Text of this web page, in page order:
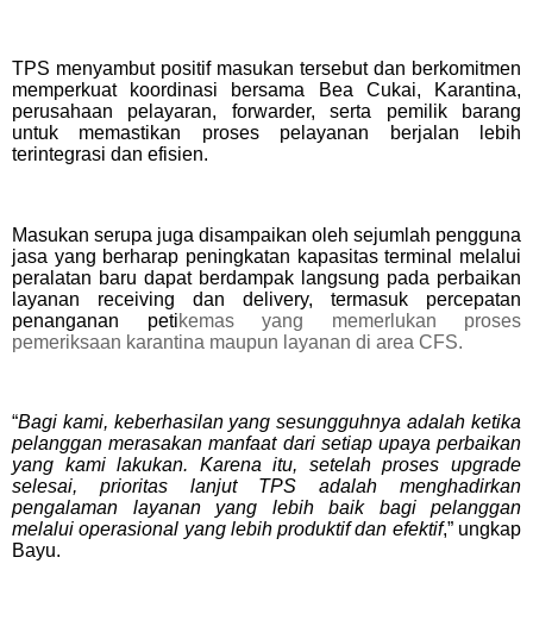
TPS menyambut positif masukan tersebut dan berkomitmen
memperkuat koordinasi bersama Bea Cukai, Karantina,
perusahaan pelayaran, forwarder, serta pemilik barang
untuk memastikan proses pelayanan berjalan lebih
terintegrasi dan efisien.
Masukan serupa juga disampaikan oleh sejumlah pengguna
jasa yang berharap peningkatan kapasitas terminal melalui
peralatan baru dapat berdampak langsung pada perbaikan
layanan receiving dan delivery, termasuk percepatan
penanganan petikemas yang memerlukan proses
pemeriksaan karantina maupun layanan di area CFS.
“Bagi kami, keberhasilan yang sesungguhnya adalah ketika
pelanggan merasakan manfaat dari setiap upaya perbaikan
yang kami lakukan. Karena itu, setelah proses upgrade
selesai, prioritas lanjut TPS adalah menghadirkan
pengalaman layanan yang lebih baik bagi pelanggan
melalui operasional yang lebih produktif dan efektif,” ungkap
Bayu.